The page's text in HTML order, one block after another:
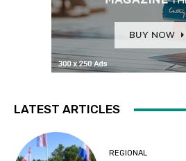
LATEST ARTICLES
REGIONAL